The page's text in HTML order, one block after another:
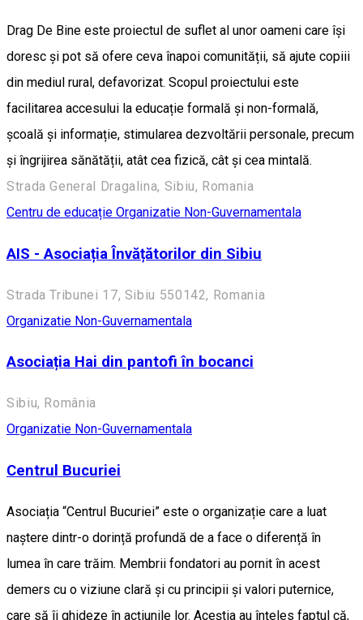
Drag De Bine este proiectul de suflet al unor oameni care își
doresc și pot să ofere ceva înapoi comunității, să ajute copiii
din mediul rural, defavorizat. Scopul proiectului este
facilitarea accesului la educație formală și non-formală,
școală și informație, stimularea dezvoltării personale, precum
și îngrijirea sănătății, atât cea fizică, cât și cea mintală.
Strada General Dragalina, Sibiu, Romania
Centru de educație Organizatie Non-Guvernamentala
AIS - Asociația Învățătorilor din Sibiu
Strada Tribunei 17, Sibiu 550142, Romania
Organizatie Non-Guvernamentala
Asociația Hai din pantofi în bocanci
Sibiu, România
Organizatie Non-Guvernamentala
Centrul Bucuriei
Asociația “Centrul Bucuriei” este o organizație care a luat
naștere dintr-o dorință profundă de a face o diferență în
lumea în care trăim. Membrii fondatori au pornit în acest
demers cu o viziune clară și cu principii și valori puternice,
care să îi ghideze în acțiunile lor. Aceștia au înțeles faptul că,